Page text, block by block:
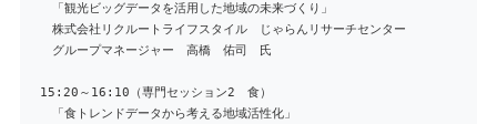
「観光ビッグデータを活用した地域の未来づくり」
株式会社リクルートライフスタイル じゃらんリサーチセンター
グループマネージャー 高橋 佑司 氏
15:20～16:10（専門セッション2 食）
「食トレンドデータから考える地域活性化」